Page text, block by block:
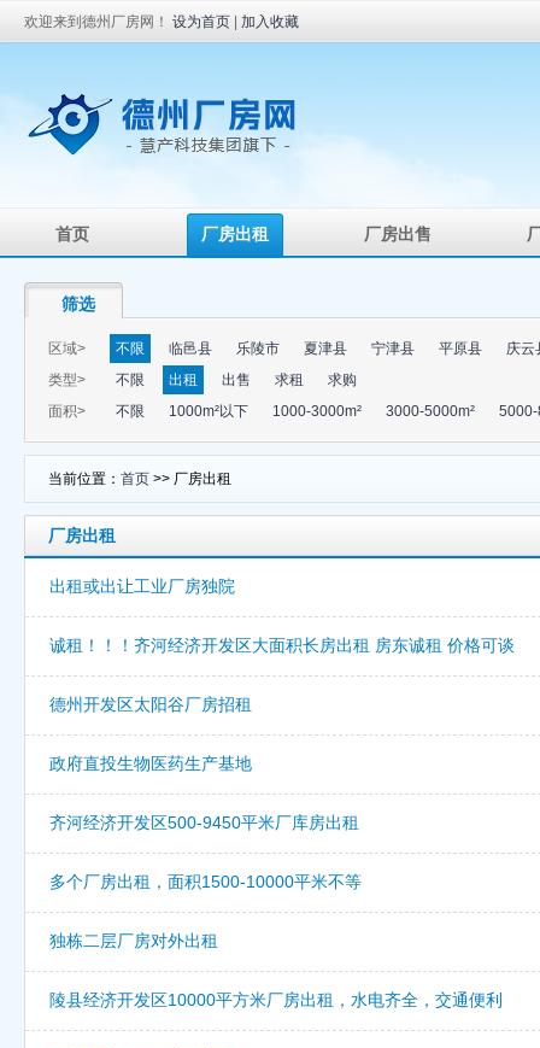
欢迎来到德州厂房网！ 设为首页 加入收藏
首页 厂房出租 厂房出售
筛选
区域> 不限 临邑县 乐陵市 夏津县 宁津县 平原县
庆云
类型>
不限 出租 出售 求租
求购
面积>
不限 1000m²以下 1000-3000m² 3000-5000m² 5000-
当前位置： 首页 >> 厂房出租
厂房出租
出租或出让工业厂房独院
诚租！！！齐河经济开发区大面积长房出租 房东诚租 价格可谈
德州开发区太阳谷厂房招租
政府直投生物医药生产基地
齐河经济开发区500-9450平米厂库房出租
多个厂房出租，面积1500-10000平米不等
独栋二层厂房对外出租
陵县经济开发区10000平方米厂房出租，水电齐全，交通便利